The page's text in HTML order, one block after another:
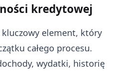
kredytowej
element, który
całego procesu.
wydatki, historię